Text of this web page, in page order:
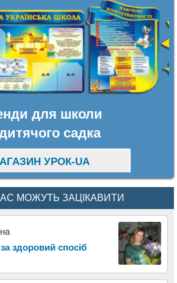
для школи
садка
УРОК-UA
МОЖУТЬ ЗАЦІКАВИТИ
здоровий спосіб